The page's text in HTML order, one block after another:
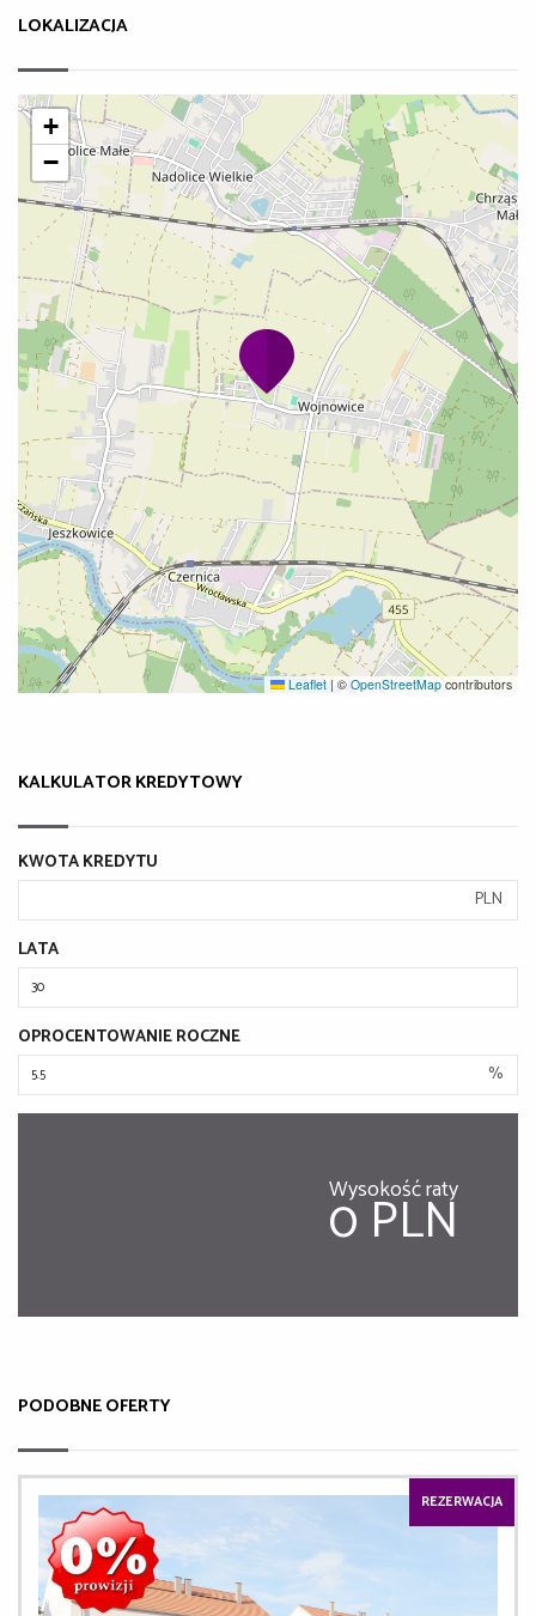
LOKALIZACJA
+
−
Leaflet | ©OpenStreetMapcontributors
KALKULATOR KREDYTOWY
KWOTA KREDYTU
PLN
LATA
OPROCENTOWANIE ROCZNE
%
Wysokość raty
0 PLN
PODOBNE OFERTY
REZERWACJA